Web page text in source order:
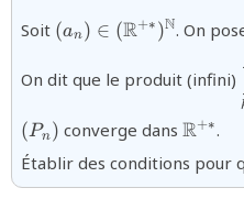
Soit
{(a_{n})\in
(an ) ∈ (R+∗ )N. On
On dit que le produit (infini)
(Pn ) converge dansR+∗.
Établir des conditions pour